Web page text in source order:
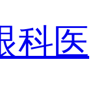
科医